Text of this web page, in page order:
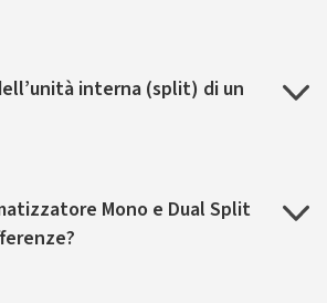
interna (split) di un
Mono e Dual Split